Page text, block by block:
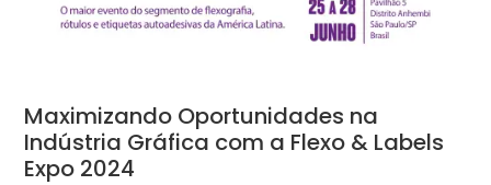
Maximizando Oportunidades na
Indústria Gráfica com a Flexo & Labels
Expo 2024